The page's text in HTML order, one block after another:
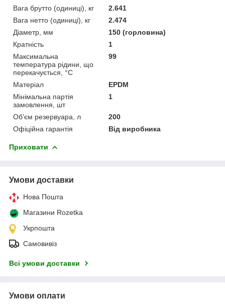
Вага брутто (одиниці), кг
2.641
Вага нетто (одиниці), кг
2.474
Діаметр, мм
150 (горловина)
Кратність
1
Максимальна
температура рідини, що
перекачується, °C
99
Матеріал
EPDM
Мінімальна партія
замовлення, шт
1
Об'єм резервуара, л
200
Офіційна гарантія
Від виробника
Приховати
Умови доставки
Нова Пошта
Магазини Rozetka
Укрпошта
Самовивіз
Всі умови доставки
Умови оплати